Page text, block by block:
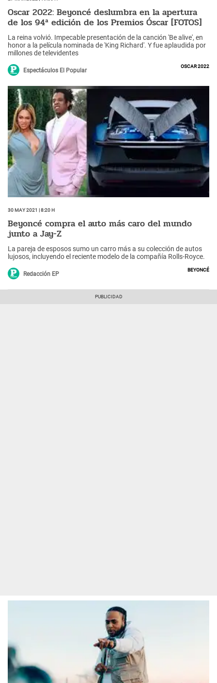
Oscar 2022: Beyoncé deslumbra en la apertura
de los 94ª edición de los Premios Óscar [FOTOS]
La reina volvió. Impecable presentación de la canción 'Be alive', en
honor a la película nominada de 'King Richard'. Y fue aplaudida por
millones de televidentes
Espectáculos El Popular
Oscar 2022
30 May 2021 | 8:20 h
Beyoncé compra el auto más caro del mundo
junto a Jay-Z
La pareja de esposos sumo un carro más a su colección de autos
lujosos, incluyendo el reciente modelo de la compañía Rolls-Royce.
Redacción EP
Beyoncé